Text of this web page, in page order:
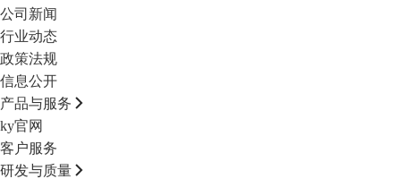
公司新闻
行业动态
政策法规
信息公开
产品与服务
ky官网
客户服务
研发与质量